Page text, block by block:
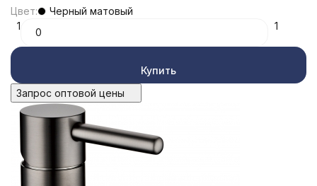
Цвет:
Черный матовый
1
1
Купить
Запрос оптовой цены